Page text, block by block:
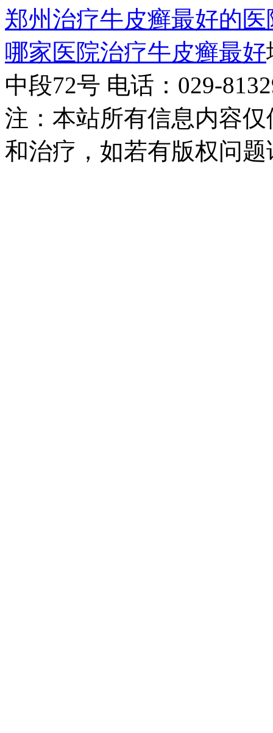
郑州治疗牛皮癣最好的
哪家医院治疗牛皮癣最好
中段72号 电话：029-
注：本站所有信息内容
和治疗，如若有版权问